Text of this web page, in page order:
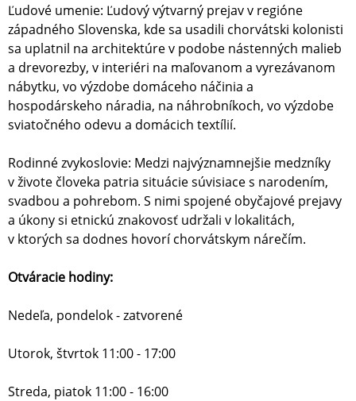
Ľudové umenie: Ľudový výtvarný prejav v regióne
západného Slovenska, kde sa usadili chorvátski kolonisti
sa uplatnil na architektúre v podobe nástenných malieb
a drevorezby, v interiéri na maľovanom a vyrezávanom
nábytku, vo výzdobe domáceho náčinia a
hospodárskeho náradia, na náhrobníkoch, vo výzdobe
sviatočného odevu a domácich textílií.
Rodinné zvykoslovie: Medzi najvýznamnejšie medzníky
v živote človeka patria situácie súvisiace s narodením,
svadbou a pohrebom. S nimi spojené obyčajové prejavy
a úkony si etnickú znakovosť udržali v lokalitách,
v ktorých sa dodnes hovorí chorvátskym nárečím.
Otváracie hodiny:
Nedeľa, pondelok - zatvorené
Utorok, štvrtok 11:00 - 17:00
Streda, piatok 11:00 - 16:00